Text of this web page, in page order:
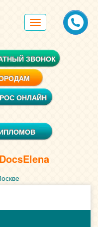
Toggle
navigation
ЗВОНОК
ОНЛАЙН